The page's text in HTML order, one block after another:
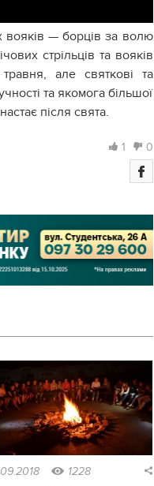
вояків — борців за волю
стрільців та вояків
але святкові та
та якомога більшої
після свята.
1 0
1228